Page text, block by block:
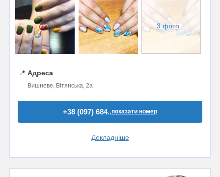
3 фото
📍 Адреса
Вишневе, Вітянська, 2а
+38 (097) 684..показати номер
Докладніше